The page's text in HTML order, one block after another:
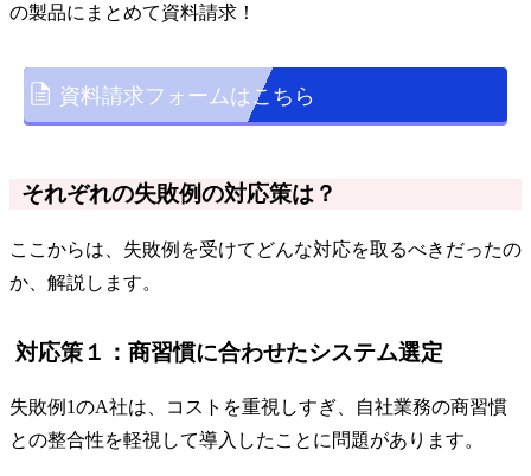
の製品にまとめて資料請求！
資料請求フォームはこちら
それぞれの失敗例の対応策は？
ここからは、失敗例を受けてどんな対応を取るべきだったの
か、解説します。
対応策１：商習慣に合わせたシステム選定
失敗例1のA社は、コストを重視しすぎ、自社業務の商習慣
との整合性を軽視して導入したことに問題があります。